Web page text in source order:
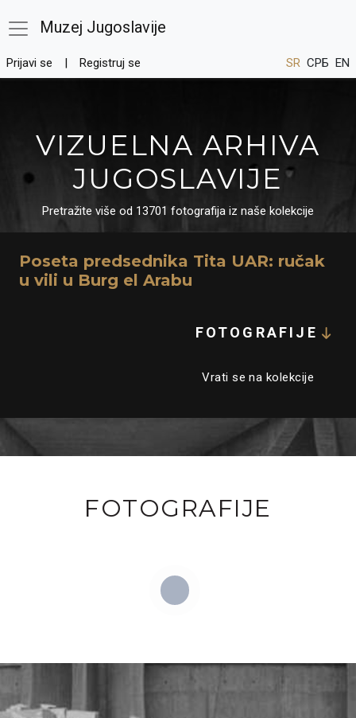
Muzej Jugoslavije
Prijavi se Registruj se SR СРБ EN
VIZUELNA ARHIVA
JUGOSLAVIJE
Pretražite više od 13701 fotografija iz naše kolekcije
Poseta predsednika Tita UAR: ručak
u vili u Burg el Arabu
FOTOGRAFIJE
Vrati se na kolekcije
FOTOGRAFIJE